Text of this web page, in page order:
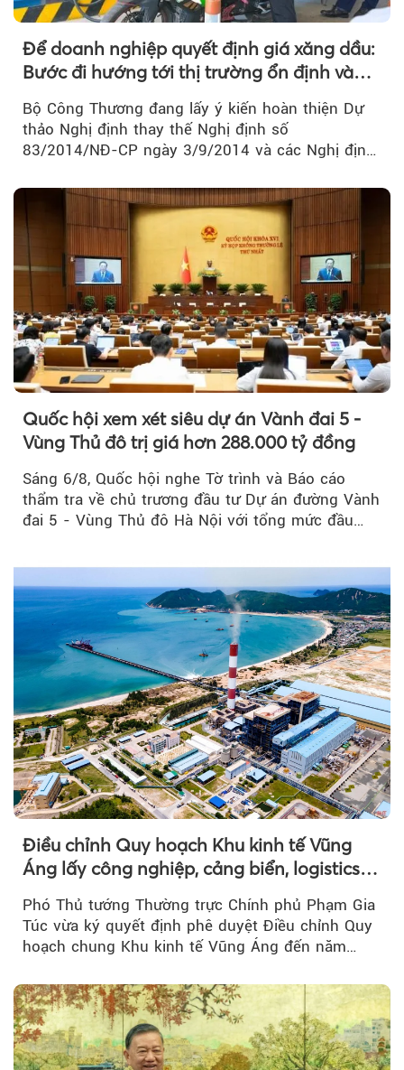
Để doanh nghiệp quyết định giá xăng dầu:
Bước đi hướng tới thị trường ổn định và
Bộ Công Thương đang lấy ý kiến hoàn thiện Dự
thảo Nghị định thay thế Nghị định số
83/2014/NĐ-CP ngày 3/9/2014 và các Nghị định
Quốc hội xem xét siêu dự án Vành đai 5 -
Vùng Thủ đô trị giá hơn 288.000 tỷ đồng
Sáng 6/8, Quốc hội nghe Tờ trình và Báo cáo
thẩm tra về chủ trương đầu tư Dự án đường Vành
đai 5 - Vùng Thủ đô Hà Nội với tổng mức đầu
Điều chỉnh Quy hoạch Khu kinh tế Vũng
Áng lấy công nghiệp, cảng biển, logistics
Phó Thủ tướng Thường trực Chính phủ Phạm Gia
Túc vừa ký quyết định phê duyệt Điều chỉnh Quy
hoạch chung Khu kinh tế Vũng Áng đến năm